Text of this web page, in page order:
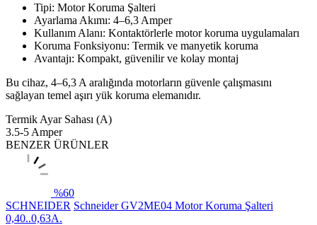
Tipi: Motor Koruma Şalteri
Ayarlama Akımı: 4–6,3 Amper
Kullanım Alanı: Kontaktörlerle motor koruma uygulamaları
Koruma Fonksiyonu: Termik ve manyetik koruma
Avantajı: Kompakt, güvenilir ve kolay montaj
Bu cihaz, 4–6,3 A aralığında motorların güvenle çalışmasını
sağlayan temel aşırı yük koruma elemanıdır.
Termik Ayar Sahası (A)
3.5-5 Amper
BENZER ÜRÜNLER
%60
SCHNEIDER Schneider GV2ME04 Motor Koruma Şalteri
0,40..0,63A.